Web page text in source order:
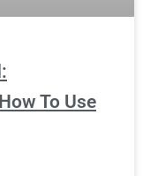
To Use